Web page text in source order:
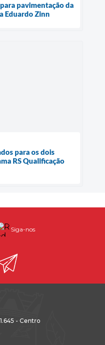
pavimentação da
Eduardo Zinn
para os dois
RS Qualificação
Siga-nos
- Centro